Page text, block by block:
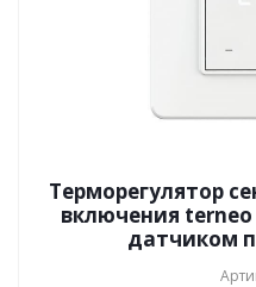
Терморегулятор
включения
датчиком